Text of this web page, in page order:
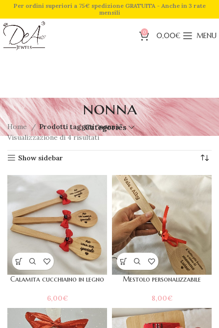
Per ordini superiori a 75€ spedizione GRATUITA - Anche in 3 rate
mensili
0 0,00€ MENU
nonna
Categories
Home
Prodotti taggati “nonna”
Visualizzazione di 4 risultati
Show sidebar
Calamita cucchiaino in legno
6,00€
Mestolo personalizzabile
8,00€